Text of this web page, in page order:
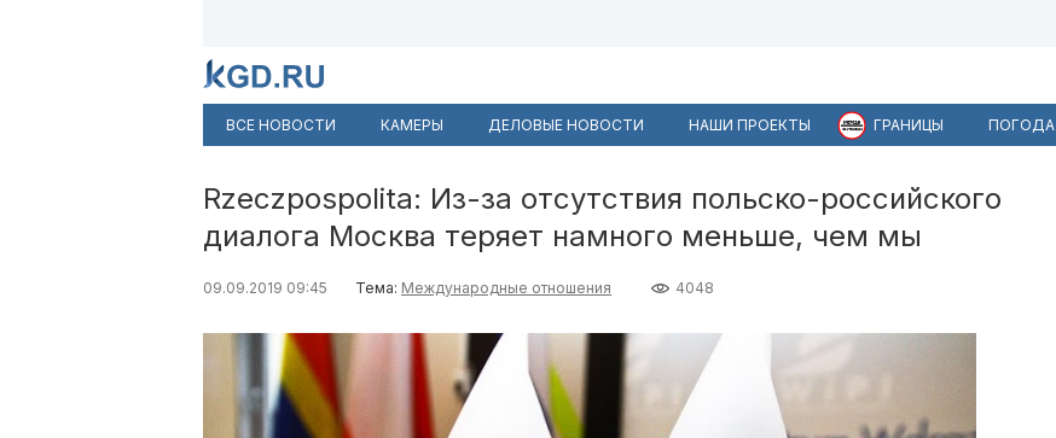
ВСЕ НОВОСТИ КАМЕРЫ ДЕЛОВЫЕ НОВОСТИ НАШИ ПРОЕКТЫ ГРАНИЦЫ ПОГОДА
Rzeczpospolita: Из-за отсутствия польско-российского
диалога Москва теряет намного меньше, чем мы
09.09.2019 09:45 Тема: Международные отношения 4048